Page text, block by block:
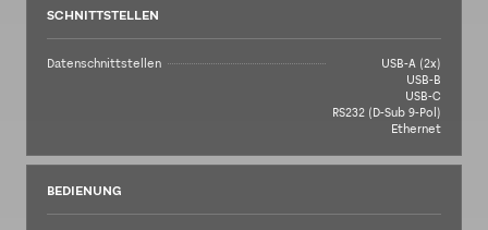
SCHNITTSTELLEN
Datenschnittstellen
USB-A (2x)
USB-B
USB-C
RS232 (D-Sub 9-Pol)
Ethernet
BEDIENUNG